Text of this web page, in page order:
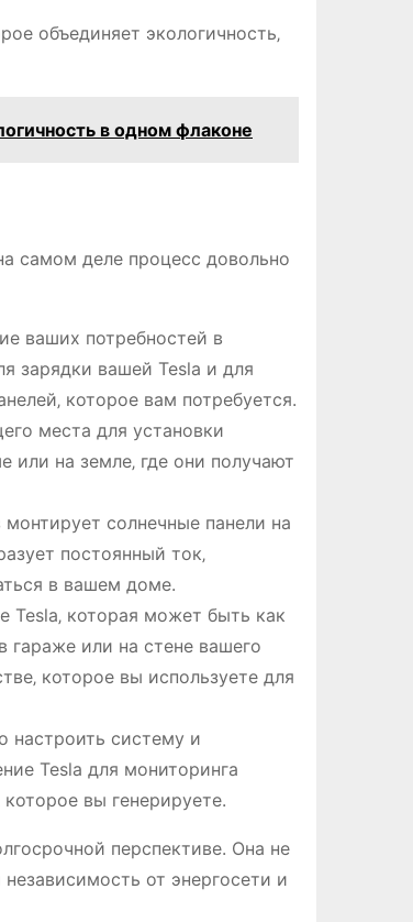
объединяет экологичность‚
в одном флаконе
самом деле процесс довольно
ваших потребностей в
зарядки вашей Tesla и для
которое вам потребуется.
места для установки
на земле‚ где они получают
солнечные панели на
постоянный ток‚
в вашем доме.
которая может быть как
гараже или на стене вашего
которое вы используете для
настроить систему и
Tesla для мониторинга
вы генерируете.
перспективе. Она не
от энергосети и